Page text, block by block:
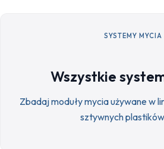
SYSTEMY MYCIA
Wszystkie
Zbadaj moduły mycia używane w
sztywnych